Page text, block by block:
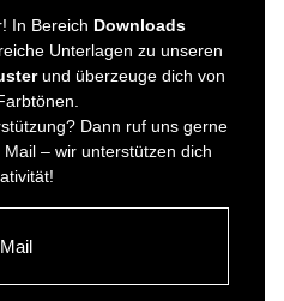
In Bereich Downloads
Unterlagen zu unseren
und überzeuge dich von
Dann ruf uns gerne
– wir unterstützen dich
Mail